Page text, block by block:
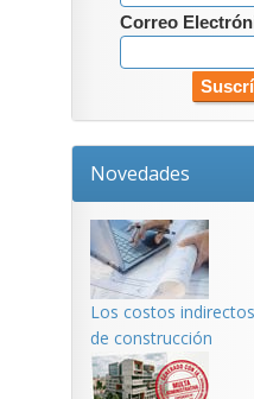
Correo
Novedades
Los costos
de construcción